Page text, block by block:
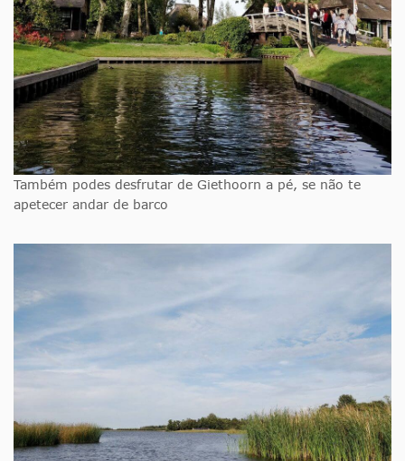
Também podes desfrutar de Giethoorn a pé, se não te
apetecer andar de barco